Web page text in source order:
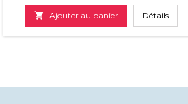
 Ajouter au panier Détails